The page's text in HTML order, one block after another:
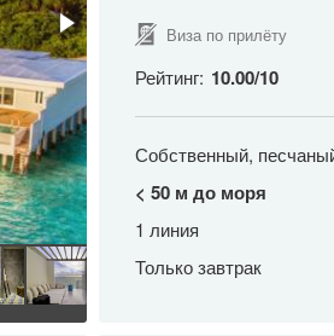
Виза по прилёту
Рейтинг: 10.00/10
Собственный,
< 50 м до моря
1 линия
Только завтрак